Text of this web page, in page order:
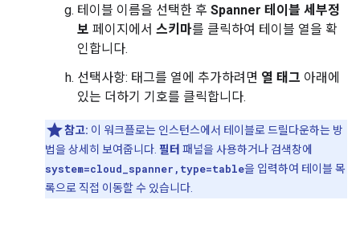
테이블 이름을 선택한 후 Spanner 테이블 세부정
보 페이지에서 스키마를 클릭하여 테이블 열을 확
인합니다.
선택사항: 태그를 열에 추가하려면 열 태그 아래에
있는 더하기 기호를 클릭합니다.
참고: 이 워크플로는 인스턴스에서 테이블로 드릴다운하는 방
법을 상세히 보여줍니다. 필터 패널을 사용하거나 검색창에
system=cloud_spanner,type=table을 입력하여 테이블 목
록으로 직접 이동할 수 있습니다.